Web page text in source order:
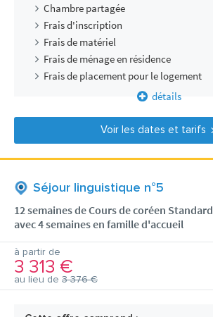
Chambre partagée
Frais d'inscription
Frais de matériel
Frais de ménage en résidence
Frais de placement pour le logement
détails
Voir les dates et tarifs
Séjour linguistique n°5
12 semaines de Cours de coréen Standard
avec 4 semaines en famille d'accueil
à partir de
3 313 €
au lieu de 3 376 €